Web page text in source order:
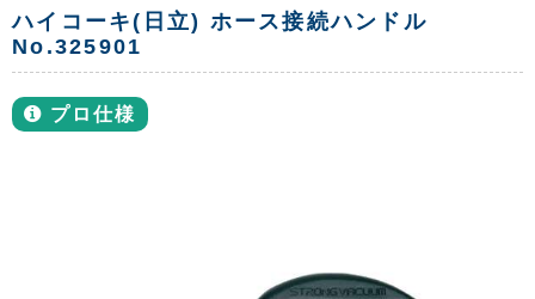
ハイコーキ(日立) ホース接続ハンドル
No.325901
プロ仕様